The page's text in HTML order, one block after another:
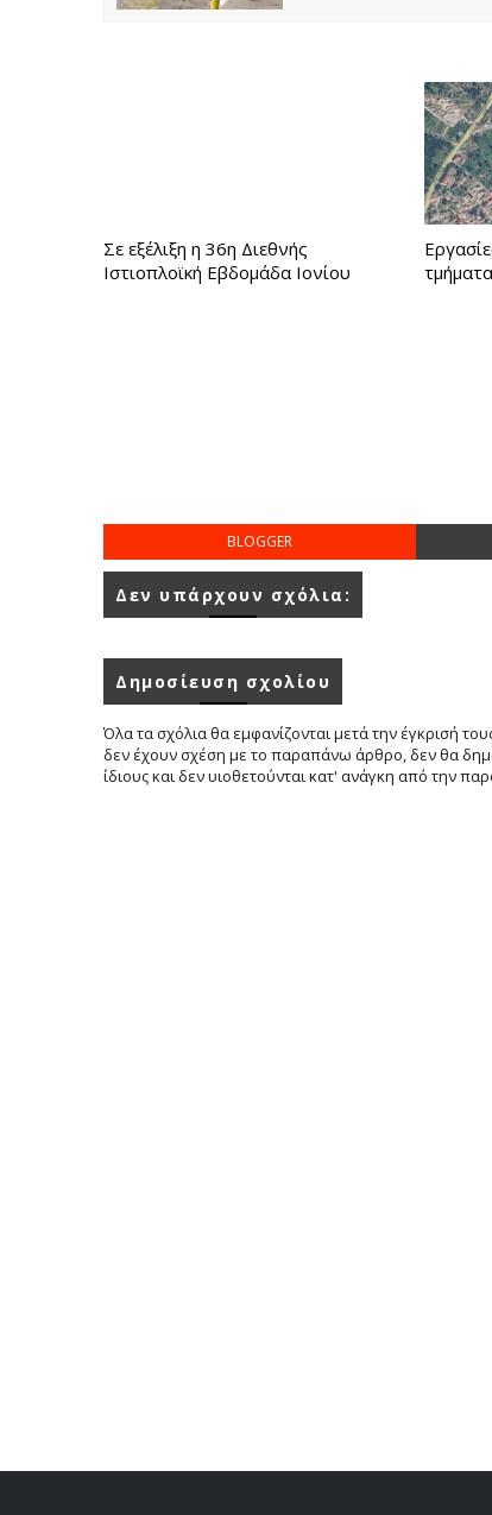
Σε εξέλιξη η 36η Διεθνής
Ιστιοπλοϊκή Εβδομάδα Ιονίου
BLOGGER
Δεν υπάρχουν σχόλια:
Δημοσίευση σχολίου
Όλα τα σχόλια θα εμφανίζονται μετά την έγκρισή
δεν έχουν σχέση με το παραπάνω άρθρο, δεν θα
ίδιους και δεν υιοθετούνται κατ' ανάγκη από την